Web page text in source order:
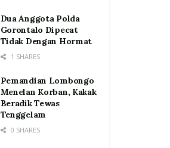
Dua Anggota Polda
Gorontalo Dipecat
Tidak Dengan Hormat
1 SHARES
Pemandian Lombongo
Menelan Korban, Kakak
Beradik Tewas
Tenggelam
0 SHARES